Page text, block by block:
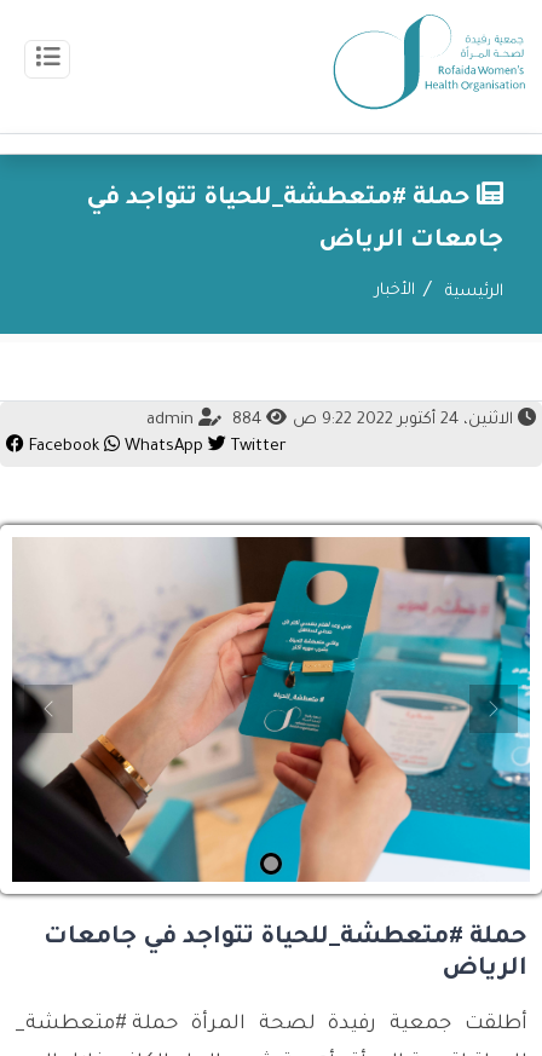
حملة #متعطشة_للحياة تتواجد في
جامعات الرياض
الرئيسية الأخبار
الاثنين، 24 أكتوبر 2022 9:22 ص
Facebook
WhatsApp Twitter
Next
حملة #متعطشة_للحياة تتواجد في جامعات
الرياض
أطلقت جمعية رفيدة لصحة المرأة حملة #متعطشة_